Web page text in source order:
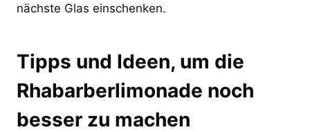
nächste Glas einschenken.
Tipps und Ideen, um die
Rhabarberlimonade noch
besser zu machen